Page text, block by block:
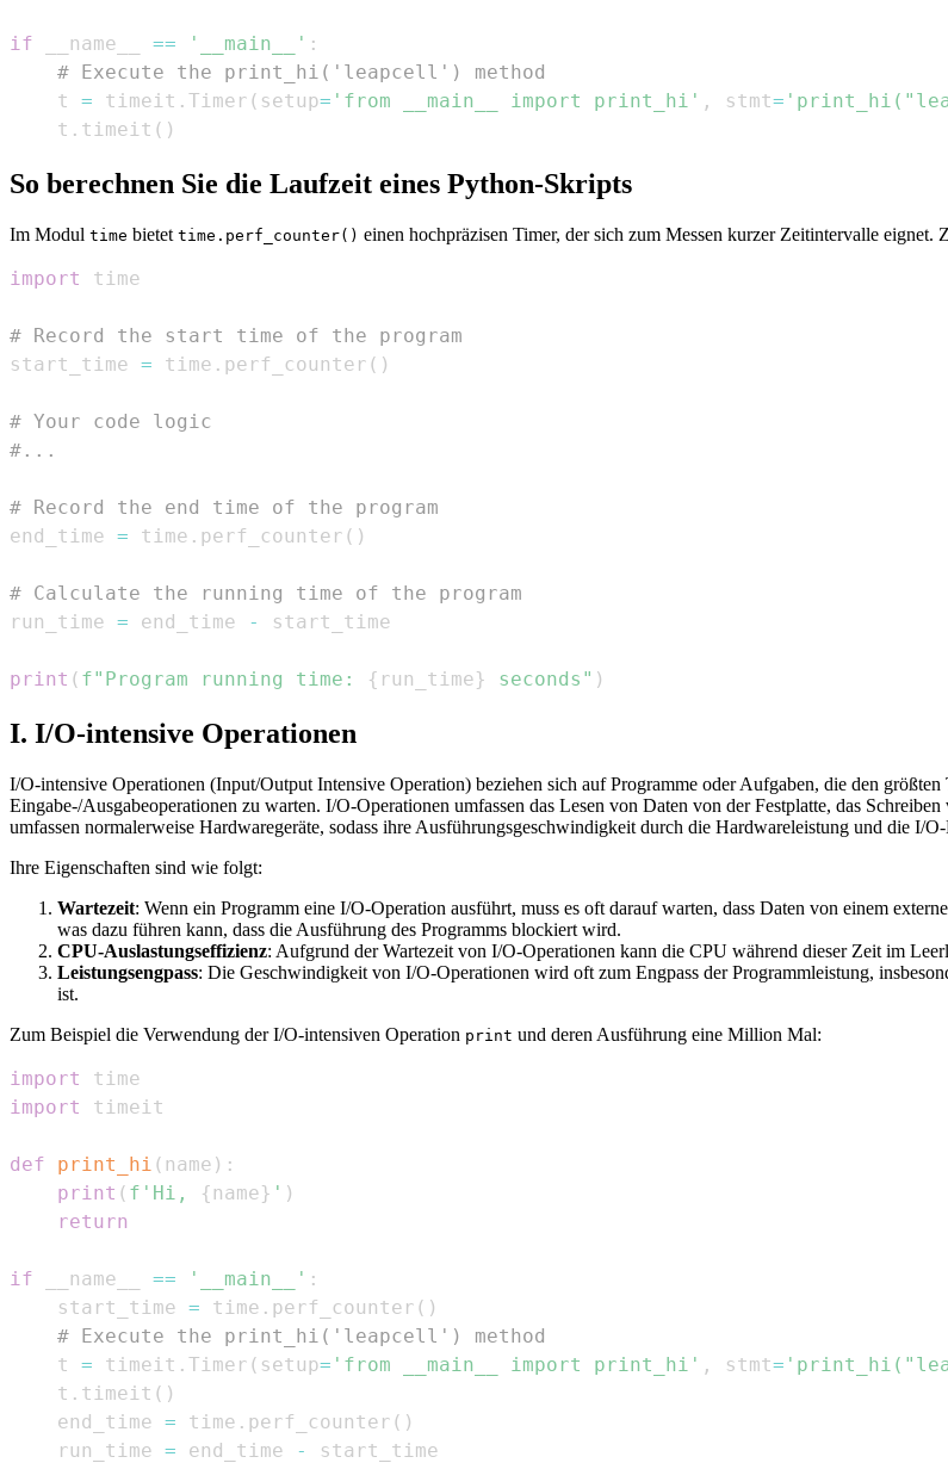
if __name__ == '__main__' :
# Execute the print_hi('leapcell') method
    t
= timeit . Timer ( setup= 'from __main__ import print_hi' , stmt=
    t
. timeit ( )
So berechnen Sie die Laufzeit eines Python-Skripts
Im Modul time bietet time.perf_counter() einen hochpräzisen Timer, der sich zum Messen kurzer Zeitintervalle eignet.
import
# Record the start time of the program
start_time = time . perf_counter ( )
# Your code logic
#...
# Record the end time of the program
end_time = time . perf_counter ( )
# Calculate the running time of the program
run_time = end_time -
print ( f"Program running time: { run_time} seconds" )
I. I/O-intensive Operationen
I/O-intensive Operationen (Input/Output Intensive Operation) beziehen sich auf Programme oder Aufgaben, die den
Eingabe-/Ausgabeoperationen zu warten. I/O-Operationen umfassen das Lesen von Daten von der Festplatte, das
umfassen normalerweise Hardwaregeräte, sodass ihre Ausführungsgeschwindigkeit durch die Hardwareleistung und die I/
Ihre Eigenschaften sind wie folgt:
Wartezeit: Wenn ein Programm eine I/O-Operation ausführt, muss es oft darauf warten, dass Daten von einem
was dazu führen kann, dass die Ausführung des Programms blockiert wird.
CPU-Auslastungseffizienz: Aufgrund der Wartezeit von I/O-Operationen kann die CPU während dieser Zeit im
Leistungsengpass: Die Geschwindigkeit von I/O-Operationen wird oft zum Engpass der Programmleistung,
ist.
Zum Beispiel die Verwendung der I/O-intensiven Operation print und deren Ausführung eine Million Mal:
import
import
def print_hi ( name ) :
print ( f'Hi, {name} ' )
return
if __name__ == '__main__' :
    start_time
= time . perf_counter ( )
# Execute the print_hi('leapcell') method
    t
= timeit . Timer ( setup= 'from __main__ import print_hi' , stmt=
    t
. timeit ( )
    end_time
= time . perf_counter ( )
    run_time
= end_time -